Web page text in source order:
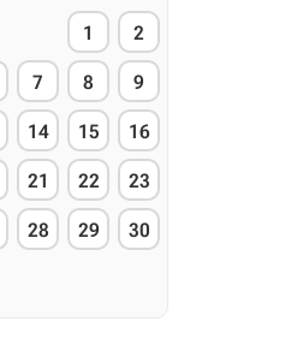
1 2
7 8 9
14 15 16
21 22 23
28 29 30